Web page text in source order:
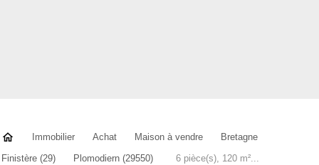
Immobilier Achat Maison à vendre
Bretagne
Finistère (29)
Plomodiern (29550) 6 pièce(s), 120 m²...